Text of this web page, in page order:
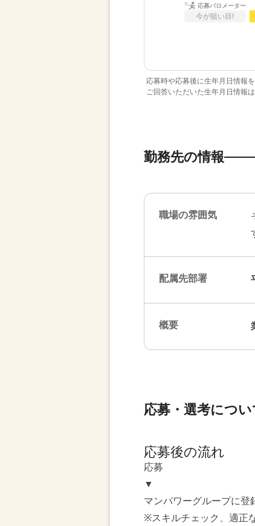
応募バロメーター
今が狙い目!
応募時や応募後に生年月日情報
ご回答いただいた生年月日情報
勤務先の情報
職場の雰囲気
配属先部署
概要
応募・選考につい
応募後の流れ
応募
▼
マンパワーグループに登
※スキルチェック、適正